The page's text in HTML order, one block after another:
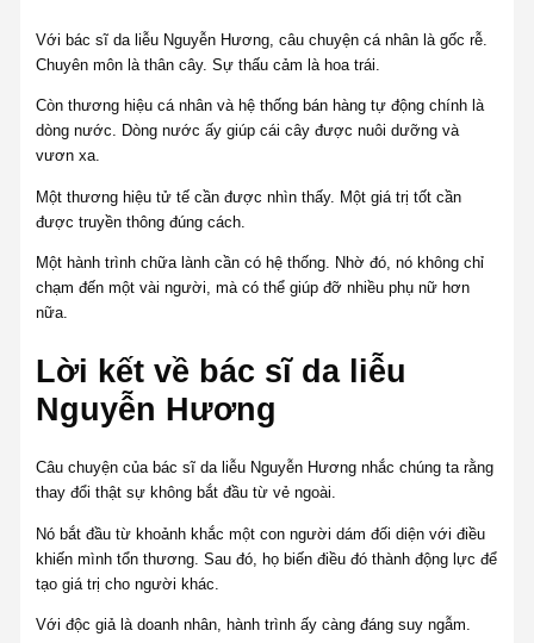
Với bác sĩ da liễu Nguyễn Hương, câu chuyện cá nhân là gốc rễ.
Chuyên môn là thân cây. Sự thấu cảm là hoa trái.
Còn thương hiệu cá nhân và hệ thống bán hàng tự động chính là
dòng nước. Dòng nước ấy giúp cái cây được nuôi dưỡng và
vươn xa.
Một thương hiệu tử tế cần được nhìn thấy. Một giá trị tốt cần
được truyền thông đúng cách.
Một hành trình chữa lành cần có hệ thống. Nhờ đó, nó không chỉ
chạm đến một vài người, mà có thể giúp đỡ nhiều phụ nữ hơn
nữa.
Lời kết về bác sĩ da liễu
Nguyễn Hương
Câu chuyện của bác sĩ da liễu Nguyễn Hương nhắc chúng ta rằng
thay đổi thật sự không bắt đầu từ vẻ ngoài.
Nó bắt đầu từ khoảnh khắc một con người dám đối diện với điều
khiến mình tổn thương. Sau đó, họ biến điều đó thành động lực để
tạo giá trị cho người khác.
Với độc giả là doanh nhân, hành trình ấy càng đáng suy ngẫm.